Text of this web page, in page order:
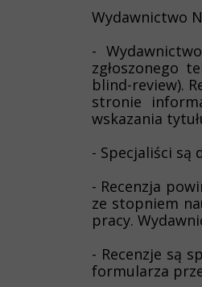
Wydawnictwo
-
zgłoszonego
blind-review).
stronie
wskazania
- Specjaliści
- Recenzja
ze stopniem
pracy.
- Recenzje są
formularza